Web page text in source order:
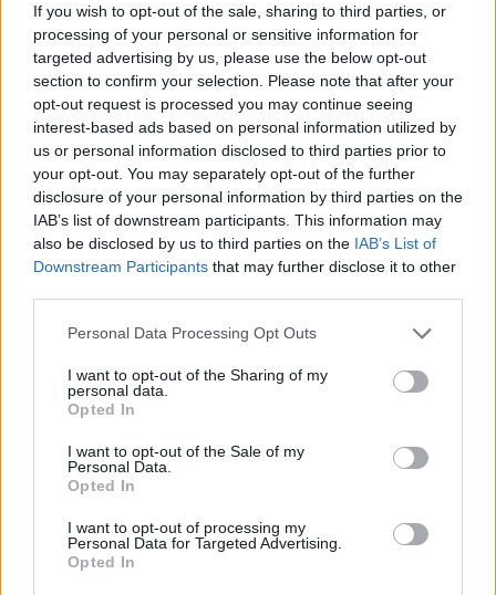
If you wish to opt-out of the sale, sharing to third parties, or
processing of your personal or sensitive information for
targeted advertising by us, please use the below opt-out
section to confirm your selection. Please note that after your
opt-out request is processed you may continue seeing
interest-based ads based on personal information utilized by
us or personal information disclosed to third parties prior to
your opt-out. You may separately opt-out of the further
disclosure of your personal information by third parties on the
IAB’s list of downstream participants. This information may
also be disclosed by us to third parties on the IAB’s List of
Downstream Participants that may further disclose it to other
Please note that this website/app uses one or more Google
not limited to your visit or usage behaviour. You may click to
grant or deny consent to Google and its third-party tags to
use your data for below specified purposes in below Google
consent section.
Personal Data Processing Opt Outs
I want to opt-out of the Sharing of my
personal data.
Opted In
I want to opt-out of the Sale of my
Personal Data.
Opted In
I want to opt-out of processing my
Personal Data for Targeted Advertising.
Opted In
Tvert imot: jo større usikkerhet, desto sterkere
behov for uavhengig gjennomgang.
Se også: Millionsmellen for ski-VM mye større
enn ventet
5. «Kommunen gransker»
Trondheim kommune gransker egne
disposisjoner, innenfor kommunelovens rammer.
bekreftet av kommunen selv.
I e-post fra leder av kontrollutvalget i Trondheim
kommune, Gjermund Gorset, fremgår det: «Vårt
revisjonsobjekt vil være Trondheim kommune.»
Det betyr at gjennomgangen ikke omfatter Norges